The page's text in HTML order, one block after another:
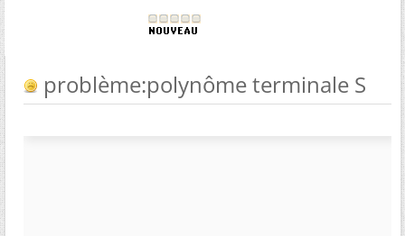
problème:polynôme terminale S